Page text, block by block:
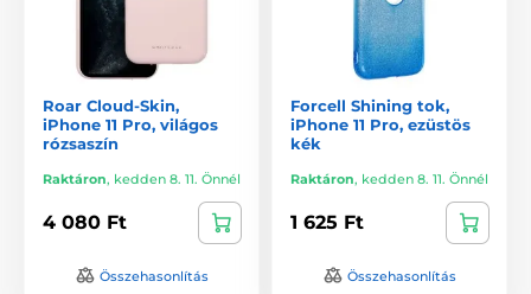
Roar Cloud-Skin,
iPhone 11 Pro, világos
rózsaszín
Raktáron, kedden 8. 11. Önnél
4 080 Ft
Összehasonlítás
Forcell Shining tok,
iPhone 11 Pro, ezüstös
kék
Raktáron, kedden 8. 11. Önnél
1 625 Ft
Összehasonlítás